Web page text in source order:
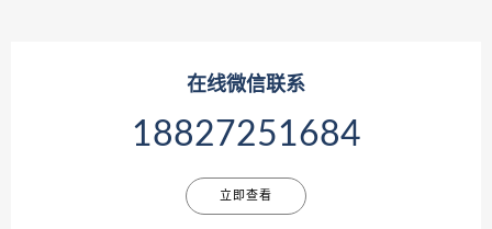
在线微信联系
18827251684
立即查看